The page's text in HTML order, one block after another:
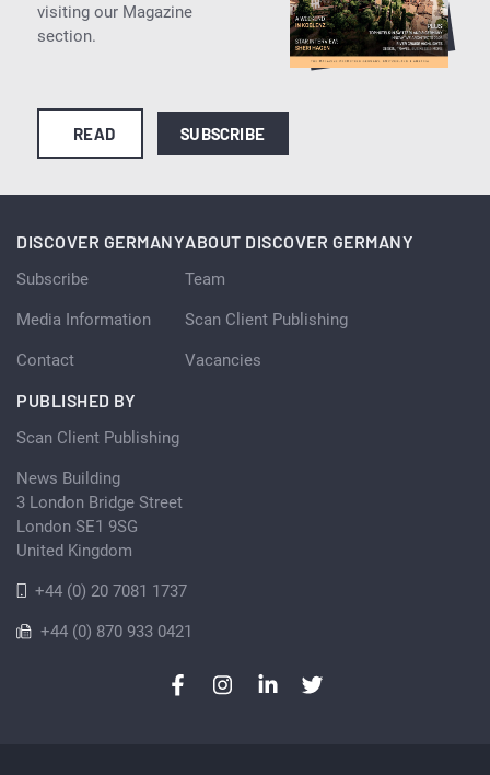
visiting our Magazine
section.
READ SUBSCRIBE
DISCOVER GERMANY
Subscribe
Media Information
Contact
ABOUT DISCOVER GERMANY
Team
Scan Client Publishing
Vacancies
PUBLISHED BY
Scan Client Publishing
News Building
3 London Bridge Street
London SE1 9SG
United Kingdom
+44 (0) 20 7081 1737
+44 (0) 870 933 0421